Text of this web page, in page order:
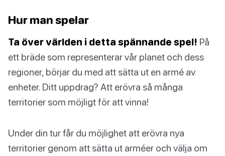
Hur man spelar
Ta över världen i detta spännande spel! På
ett bräde som representerar vår planet och dess
regioner, börjar du med att sätta ut en armé av
enheter. Ditt uppdrag? Att erövra så många
territorier som möjligt för att vinna!
Under din tur får du möjlighet att erövra nya
territorier genom att sätta ut arméer och välja om